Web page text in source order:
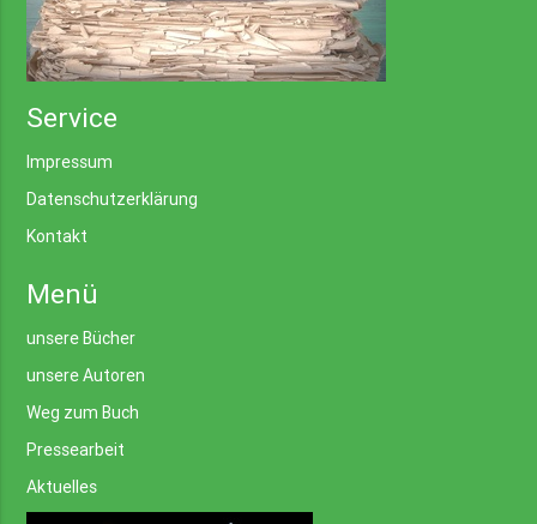
Service
Impressum
Datenschutzerklärung
Kontakt
Menü
unsere Bücher
unsere Autoren
Weg zum Buch
Pressearbeit
Aktuelles